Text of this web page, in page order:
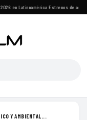
en Latinoamérica·Estrenos de
Y AMBIENTAL...